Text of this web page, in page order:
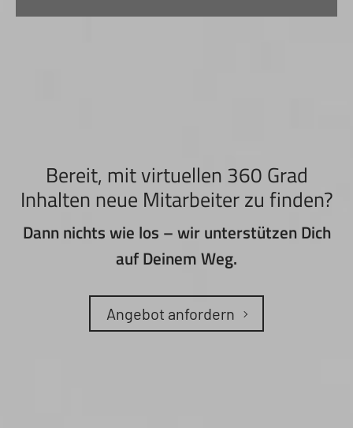
Bereit, mit virtuellen 360 Grad
Inhalten neue Mitarbeiter zu finden?
Dann nichts wie los – wir unterstützen Dich
auf Deinem Weg.
Angebot anfordern